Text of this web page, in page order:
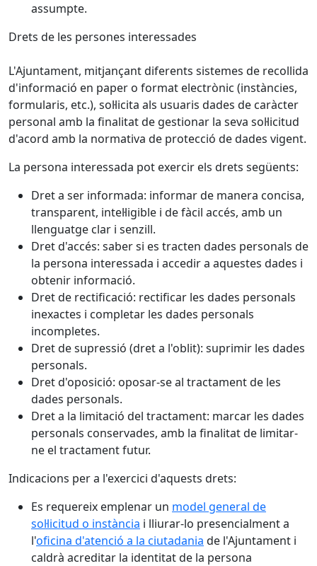
assumpte.
Drets de les persones interessades
L'Ajuntament, mitjançant diferents sistemes de recollida
d'informació en paper o format electrònic (instàncies,
formularis, etc.), sol·licita als usuaris dades de caràcter
personal amb la finalitat de gestionar la seva sol·licitud
d'acord amb la normativa de protecció de dades vigent.
La persona interessada pot exercir els drets següents:
Dret a ser informada: informar de manera concisa,
transparent, intel·ligible i de fàcil accés, amb un
llenguatge clar i senzill.
Dret d'accés: saber si es tracten dades personals de
la persona interessada i accedir a aquestes dades i
obtenir informació.
Dret de rectificació: rectificar les dades personals
inexactes i completar les dades personals
incompletes.
Dret de supressió (dret a l'oblit): suprimir les dades
personals.
Dret d'oposició: oposar-se al tractament de les
dades personals.
Dret a la limitació del tractament: marcar les dades
personals conservades, amb la finalitat de limitar-
ne el tractament futur.
Indicacions per a l'exercici d'aquests drets:
Es requereix emplenar un model general de
sol·licitud o instància i lliurar-lo presencialment a
l'oficina d'atenció a la ciutadania de l'Ajuntament i
caldrà acreditar la identitat de la persona